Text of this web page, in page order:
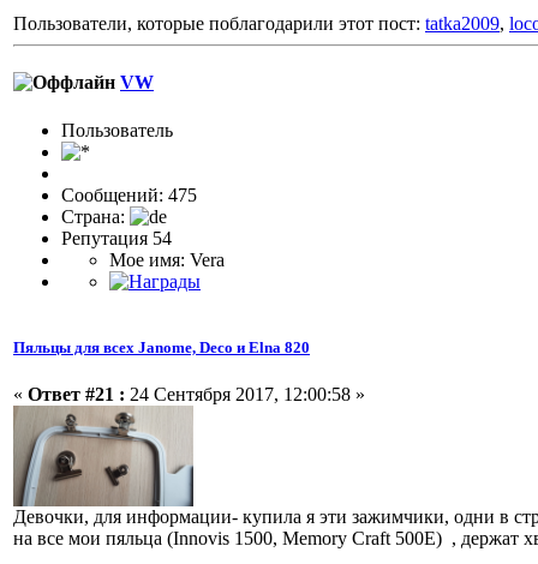
Пользователи, которые поблагодарили этот пост: tatka2009,
VW
Пользовaтeль
Сообщений: 475
Страна:
Репутация 54
Мое имя: Vera
Пяльцы для всех Janome, Deco и Elna 820
« Ответ #21 : 24 Сентября 2017, 12:00:58 »
Девочки, для информации- купила я эти зажимчики, одни в
на все мои пяльца (Innovis 1500, Memory Craft 500E) , держат